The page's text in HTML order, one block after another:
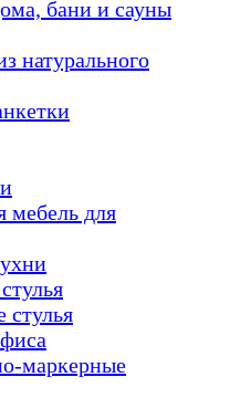
бани и сауны
натурального
мебель для
маркерные